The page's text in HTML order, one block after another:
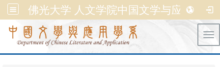
佛光大学 人文学院中国文学与应用学系